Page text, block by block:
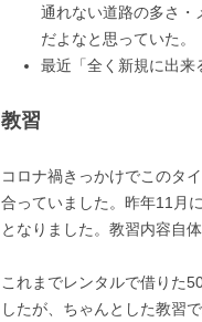
通れない道路の多さ・
だよなと思っていた。
最近「全く新規に出来
教習
コロナ禍きっかけでこのタ
合っていました。昨年11月
となりました。教習内容自
これまでレンタルで借りた
したが、ちゃんとした教習